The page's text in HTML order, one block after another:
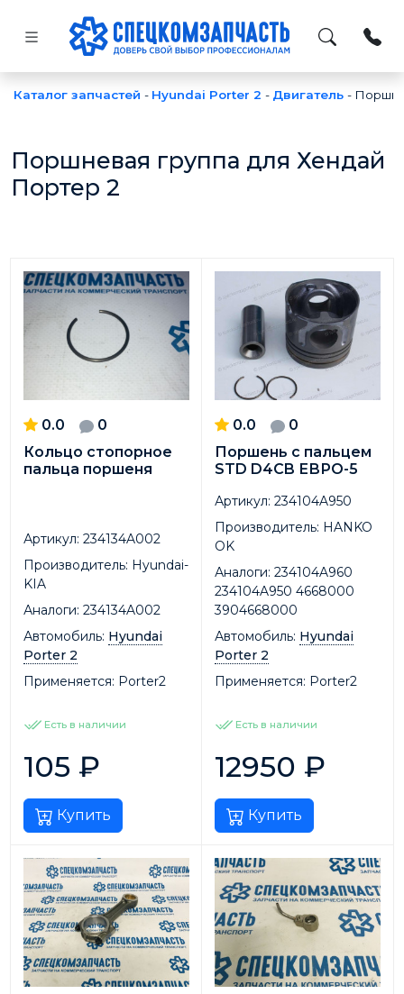
Каталог запчастей - Hyundai Porter 2 - Двигатель -
Поршневая группа для Хендай
Портер 2
0.0
0
Кольцо стопорное
пальца поршеня
Артикул: 234134A002
Производитель: Hyundai-
KIA
Аналоги: 234134A002
Автомобиль: Hyundai
Porter 2
Применяется: Porter2
Есть в наличии
105 ₽
Купить
0.0
0
Поршень с пальцем
STD D4CB ЕВРО-5
Артикул: 234104A950
Производитель: HANKO
OK
Аналоги: 234104A960
234104A950 4668000
3904668000
Автомобиль: Hyundai
Porter 2
Применяется: Porter2
Есть в наличии
12950 ₽
Купить